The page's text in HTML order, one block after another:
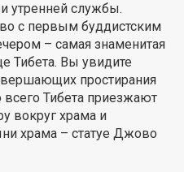
утренней службы.
с первым буддистским
– самая знаменитая
Тибета. Вы увидите
простирания
Тибета приезжают
вокруг храма и
храма – статуе Джово